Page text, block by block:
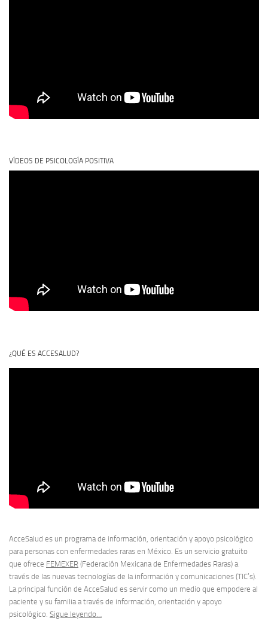
VÍDEOS DE PSICOLOGÍA POSITIVA
¿QUÉ ES ACCESALUD?
AcceSalud es un programa de información, orientación y apoyo psicológico
para personas con enfermedades raras en México. Es un servicio gratuito
que ofrece FEMEXER (Federación Mexicana de Enfermedades Raras) a
través de las nuevas tecnologías de la información y comunicaciones (TIC’s).
La principal función de AcceSalud es servir como un medio que empodere al
paciente y su familia a través de información, orientación y apoyo
psicológico. Sigue leyendo…